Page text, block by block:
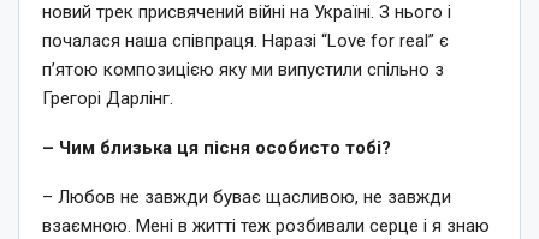
новий трек присвячений війні на Україні. З нього і
почалася наша співпраця. Наразі “Love for real” є
пʼятою композицією яку ми випустили спільно з
Грегорі Дарлінг.
– Чим близька ця пісня особисто тобі?
– Любов не завжди буває щасливою, не завжди
взаємною. Мені в житті теж розбивали серце і я знаю